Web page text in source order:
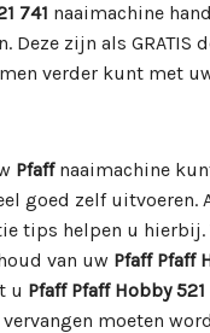
741 naaimachine
Deze zijn als GRATIS
verder kunt met
Pfaffnaaimachine
goed zelf uitvoeren.
tips helpen u
van uw Pfaff Pfaff
u Pfaff Pfaff Hobby 521
moeten